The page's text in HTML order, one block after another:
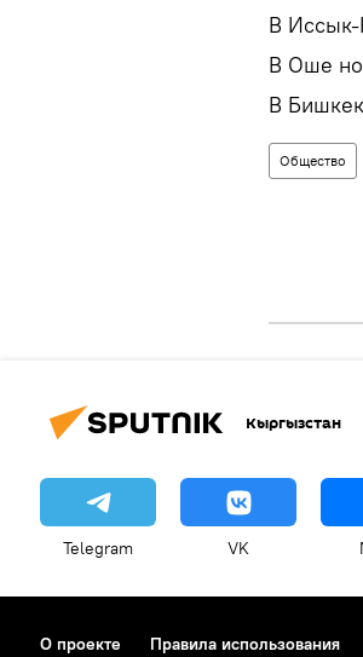
В
В Оше
В
Общество
Кыргызстан
Telegram VK
О проекте Правила использования